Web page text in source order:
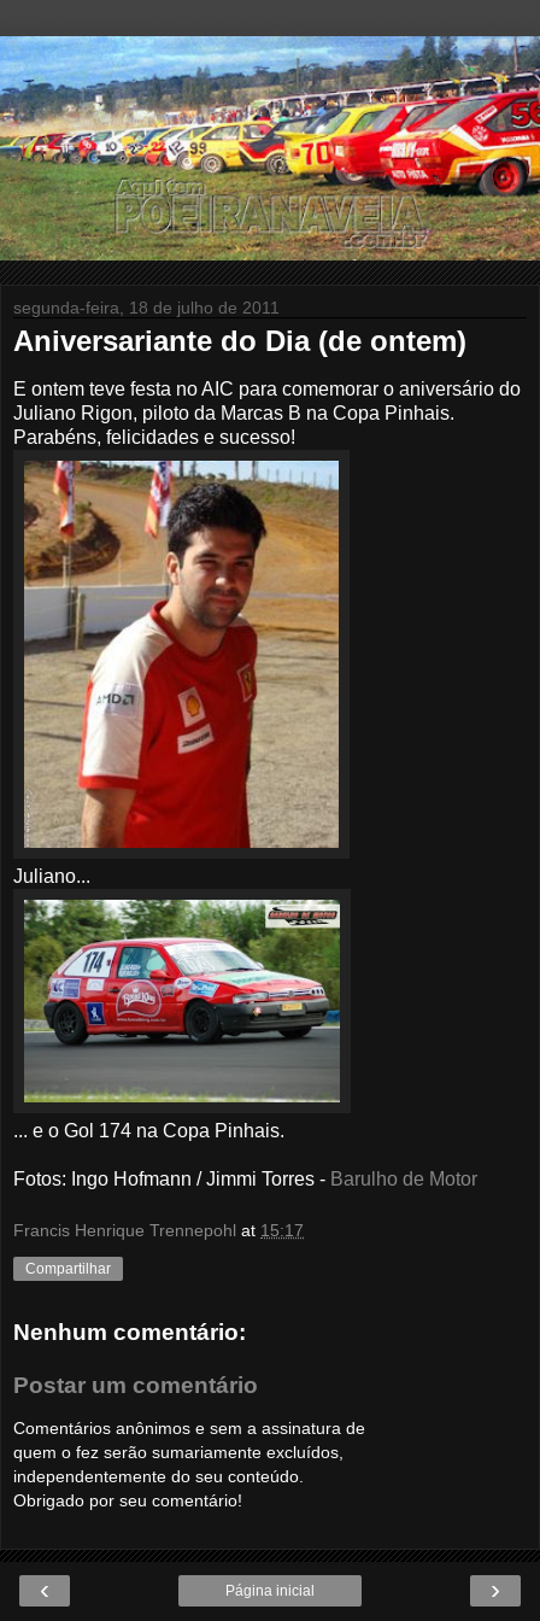
segunda-feira, 18 de julho de 2011
Aniversariante do Dia (de ontem)
E ontem teve festa no AIC para comemorar o aniversário do
Juliano Rigon, piloto da Marcas B na Copa Pinhais.
Parabéns, felicidades e sucesso!
Juliano...
... e o Gol 174 na Copa Pinhais.
Fotos: Ingo Hofmann / Jimmi Torres - Barulho de Motor
Francis Henrique Trennepohl at 15:17
Compartilhar
Nenhum comentário:
Postar um comentário
Comentários anônimos e sem a assinatura de
quem o fez serão sumariamente excluídos,
independentemente do seu conteúdo.
Obrigado por seu comentário!
‹ ›
Página inicial